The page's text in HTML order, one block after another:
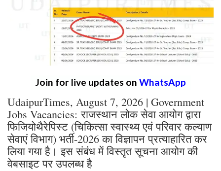
Join for live updates on WhatsApp
UdaipurTimes, August 7, 2026 | Government
Jobs Vacancies: राजस्थान लोक सेवा आयोग द्वारा
फिजियोथैरेपिस्ट (चिकित्सा स्वास्थ्य एवं परिवार कल्याण
सेवाएं विभाग) भर्ती-2026 का विज्ञापन प्रत्याहारित कर
लिया गया है। इस संबंध में विस्तृत सूचना आयोग की
वेबसाइट पर उपलब्ध है